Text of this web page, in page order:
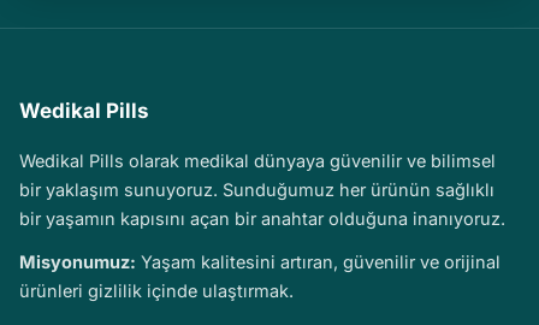
Wedikal Pills
Wedikal Pills olarak medikal dünyaya güvenilir ve bilimsel
bir yaklaşım sunuyoruz. Sunduğumuz her ürünün sağlıklı
bir yaşamın kapısını açan bir anahtar olduğuna inanıyoruz.
Misyonumuz: Yaşam kalitesini artıran, güvenilir ve orijinal
ürünleri gizlilik içinde ulaştırmak.